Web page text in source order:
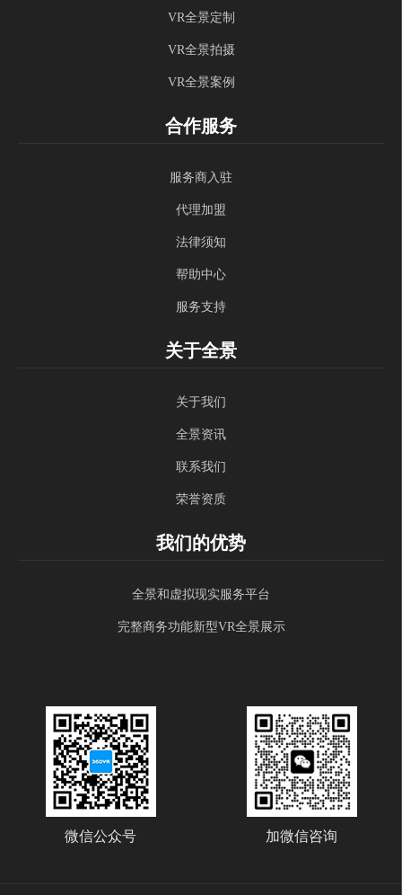
VR全景定制
VR全景拍摄
VR全景案例
合作服务
服务商入驻
代理加盟
法律须知
帮助中心
服务支持
关于全景
关于我们
全景资讯
联系我们
荣誉资质
我们的优势
全景和虚拟现实服务平台
完整商务功能新型VR全景展示
微信公众号 加微信咨询